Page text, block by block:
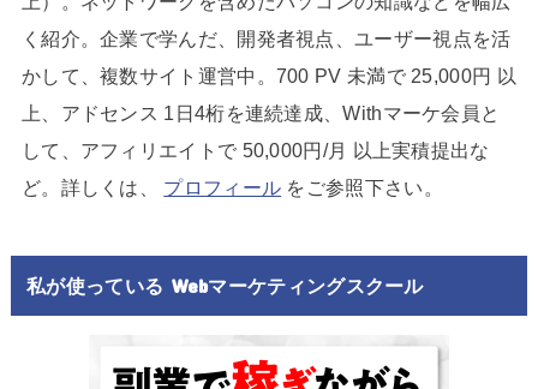
く紹介。企業で学んだ、開発者視点、ユーザー視点を活
かして、複数サイト運営中。700 PV 未満で 25,000円 以
上、アドセンス 1日4桁を連続達成、Withマーケ会員と
して、アフィリエイトで 50,000円/月 以上実積提出な
ど。詳しくは、 プロフィール をご参照下さい。
私が使っている Webマーケティングスクール